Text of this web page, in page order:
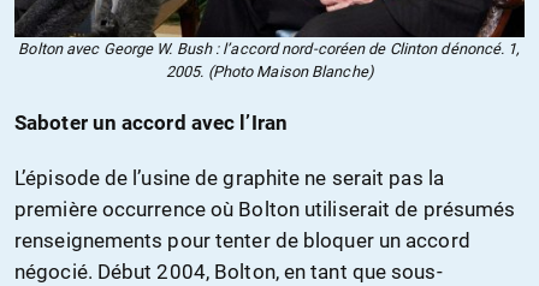
Bolton avec George W. Bush : l’accord nord-coréen de Clinton dénoncé. 1,
2005. (Photo Maison Blanche)
Saboter un accord avec l’Iran
L’épisode de l’usine de graphite ne serait pas la
première occurrence où Bolton utiliserait de présumés
renseignements pour tenter de bloquer un accord
négocié. Début 2004, Bolton, en tant que sous-